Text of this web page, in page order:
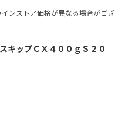
ンストア価格が異なる場合がござ
キップＣＸ４００ｇＳ２０